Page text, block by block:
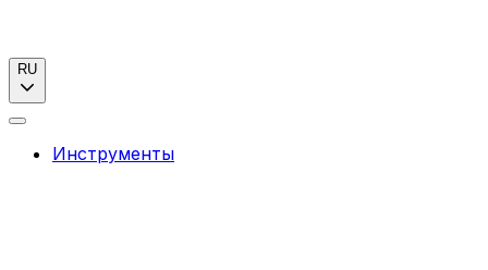
RU
Инструменты